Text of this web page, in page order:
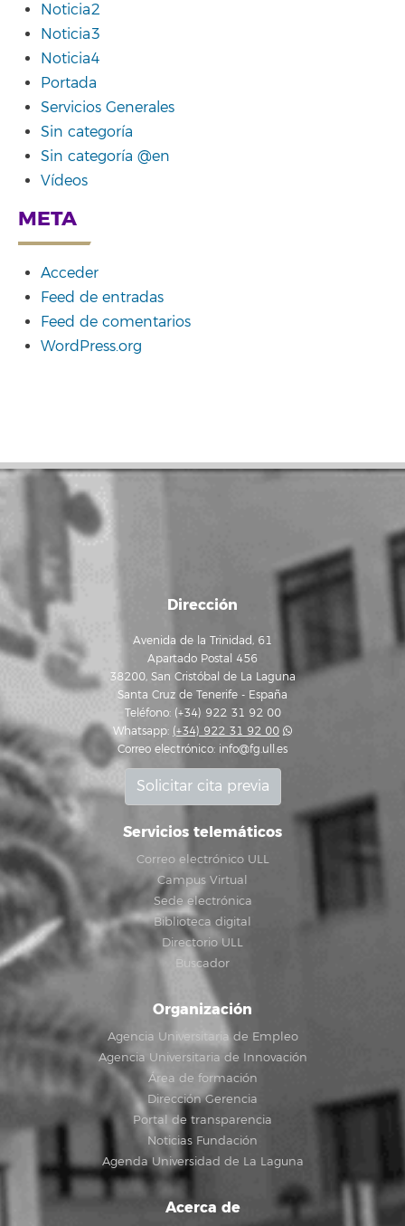
Noticia2
Noticia3
Noticia4
Portada
Servicios Generales
Sin categoría
Sin categoría @en
Vídeos
META
Acceder
Feed de entradas
Feed de comentarios
WordPress.org
Dirección
Avenida de la Trinidad, 61
Apartado Postal 456
38200, San Cristóbal de La Laguna
Santa Cruz de Tenerife - España
Teléfono: (+34) 922 31 92 00
Whatsapp: (+34) 922 31 92 00
Correo electrónico: info@fg.ull.es
Solicitar cita previa
Servicios telemáticos
Correo electrónico ULL
Campus Virtual
Sede electrónica
Biblioteca digital
Directorio ULL
Buscador
Organización
Agencia Universitaria de Empleo
Agencia Universitaria de Innovación
Área de formación
Dirección Gerencia
Portal de transparencia
Noticias Fundación
Agenda Universidad de La Laguna
Acerca de